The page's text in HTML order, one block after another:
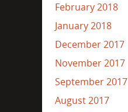
February 2018
January 2018
December 2017
November 2017
September 2017
August 2017